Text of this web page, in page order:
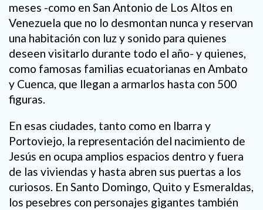
meses -como en San Antonio de Los Altos en
Venezuela que no lo desmontan nunca y reservan
una habitación con luz y sonido para quienes
deseen visitarlo durante todo el año- y quienes,
como famosas familias ecuatorianas en Ambato
y Cuenca, que llegan a armarlos hasta con 500
figuras.
En esas ciudades, tanto como en Ibarra y
Portoviejo, la representación del nacimiento de
Jesús en ocupa amplios espacios dentro y fuera
de las viviendas y hasta abren sus puertas a los
curiosos. En Santo Domingo, Quito y Esmeraldas,
los pesebres con personajes gigantes también